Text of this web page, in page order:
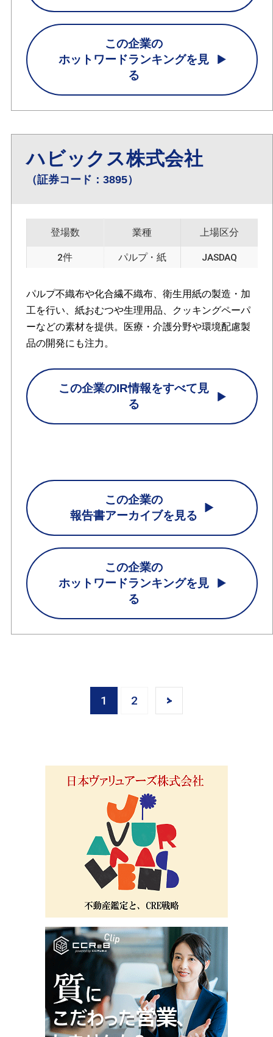
この企業の
ホットワードランキングを見
る
ハビックス株式会社
（証券コード：3895）
登場数
2件
業種
パルプ・紙
上場区分
JASDAQ
パルプ不織布や化合繊不織布、衛生用紙の製造・加
工を行い、紙おむつや生理用品、クッキングペーパ
ーなどの素材を提供。医療・介護分野や環境配慮製
品の開発にも注力。
この企業のIR情報をすべて見
る
この企業の
報告書アーカイブを見る
この企業の
ホットワードランキングを見
る
1 2 >